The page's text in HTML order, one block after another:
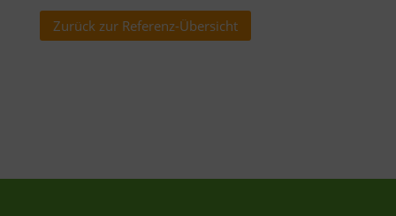
Zurück zur Referenz-Übersicht